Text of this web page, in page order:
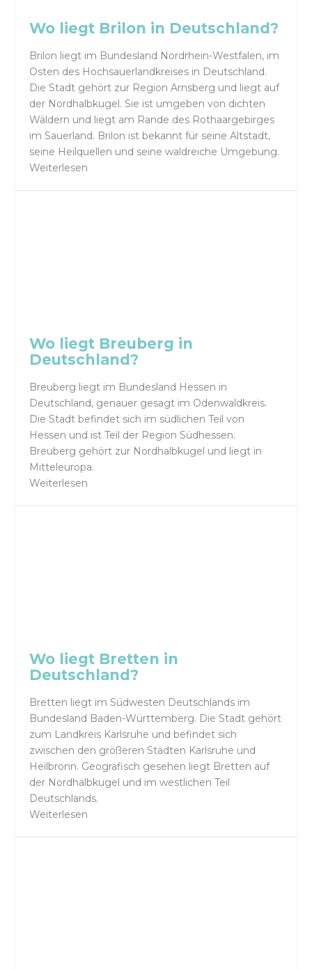
Wo liegt Brilon in Deutschland?
Brilon liegt im Bundesland Nordrhein-Westfalen, im
Osten des Hochsauerlandkreises in Deutschland.
Die Stadt gehört zur Region Arnsberg und liegt auf
der Nordhalbkugel. Sie ist umgeben von dichten
Wäldern und liegt am Rande des Rothaargebirges
im Sauerland. Brilon ist bekannt für seine Altstadt,
seine Heilquellen und seine waldreiche Umgebung.
Weiterlesen
Wo liegt Breuberg in
Deutschland?
Breuberg liegt im Bundesland Hessen in
Deutschland, genauer gesagt im Odenwaldkreis.
Die Stadt befindet sich im südlichen Teil von
Hessen und ist Teil der Region Südhessen.
Breuberg gehört zur Nordhalbkugel und liegt in
Mitteleuropa.
Weiterlesen
Wo liegt Bretten in
Deutschland?
Bretten liegt im Südwesten Deutschlands im
Bundesland Baden-Württemberg. Die Stadt gehört
zum Landkreis Karlsruhe und befindet sich
zwischen den größeren Städten Karlsruhe und
Heilbronn. Geografisch gesehen liegt Bretten auf
der Nordhalbkugel und im westlichen Teil
Deutschlands.
Weiterlesen